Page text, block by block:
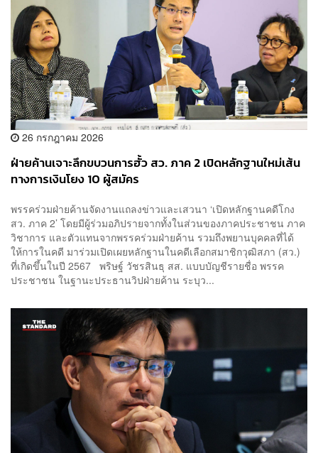
26 กรกฎาคม 2026
ฝ่ายค้านเจาะลึกขบวนการฮั้ว สว. ภาค 2 เปิดหลักฐานใหม่เส้น
ทางการเงินโยง 10 ผู้สมัคร
พรรคร่วมฝ่ายค้านจัดงานแถลงข่าวและเสวนา ‘เปิดหลักฐานคดีโกง
สว. ภาค 2’ โดยมีผู้ร่วมอภิปรายจากทั้งในส่วนของภาคประชาชน ภาค
วิชาการ และตัวแทนจากพรรคร่วมฝ่ายค้าน รวมถึงพยานบุคคลที่ได้
ให้การในคดี มาร่วมเปิดเผยหลักฐานในคดีเลือกสมาชิกวุฒิสภา (สว.)
ที่เกิดขึ้นในปี 2567 พริษฐ์ วัชรสินธุ สส. แบบบัญชีรายชื่อ พรรค
ประชาชน ในฐานะประธานวิปฝ่ายค้าน ระบุว...